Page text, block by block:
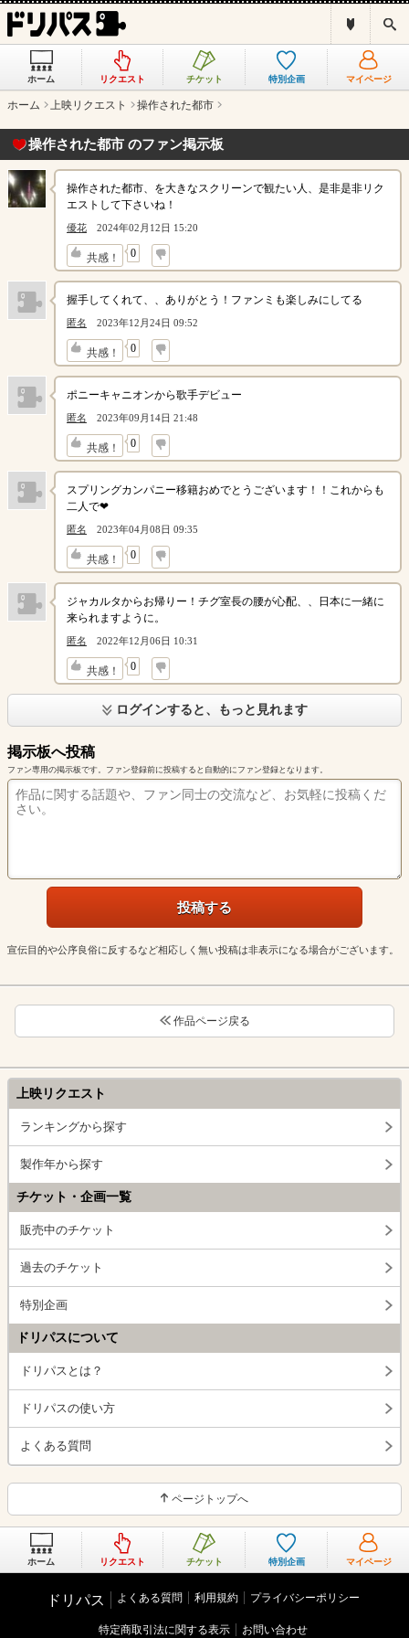
ス
と
ホーム リクエスト チケット 特別企画 マイページ
ホーム 上映リクエスト 操作された都市
操作された都市 のファン掲示板
操作された都市、を大きなスクリーンで観たい人、是非是非リク
エストして下さいね！
優花 2024年02月12日 15:20
共感！ 0
↓
握手してくれて、、ありがとう！ファンミも楽しみにしてる
匿名 2023年12月24日 09:52
共感！ 0
↓
ポニーキャニオンから歌手デビュー
匿名 2023年09月14日 21:48
共感！ 0
↓
スプリングカンパニー移籍おめでとうございます！！これからも
二人で❤
匿名 2023年04月08日 09:35
共感！ 0
↓
ジャカルタからお帰りー！チグ室長の腰が心配、、日本に一緒に
来られますように。
匿名 2022年12月06日 10:31
共感！ 0
↓
ログインすると、もっと見れます
掲示板へ投稿
ファン専用の掲示板です。ファン登録前に投稿すると自動的にファン登録となります。
宣伝目的や公序良俗に反するなど相応しく無い投稿は非表示になる場合がございます。
作品ページ戻る
上映リクエスト
ランキングから探す
製作年から探す
チケット・企画一覧
販売中のチケット
過去のチケット
特別企画
ドリパスについて
ドリパスとは？
ドリパスの使い方
よくある質問
ページトップへ
ホーム リクエスト チケット 特別企画 マイページ
ドリパス よくある質問 利用規約 プライバシーポリシー
特定商取引法に関する表示 お問い合わせ